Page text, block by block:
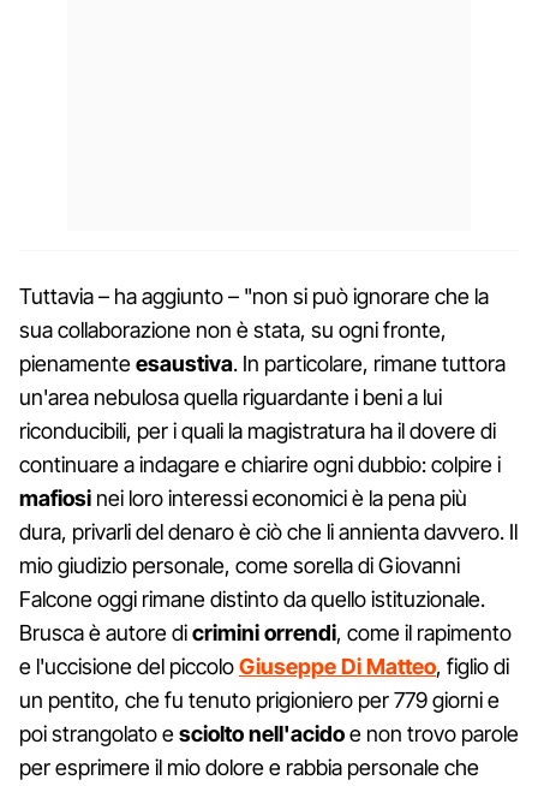
Tuttavia – ha aggiunto – "non si può ignorare che la
sua collaborazione non è stata, su ogni fronte,
pienamenteesaustiva. In particolare, rimane tuttora
un'area nebulosa quella riguardante i beni a lui
riconducibili, per i quali la magistratura ha il dovere di
continuare a indagare e chiarire ogni dubbio: colpire i
mafiosi nei loro interessi economici è la pena più
dura, privarli del denaro è ciò che li annienta davvero. Il
mio giudizio personale, come sorella di Giovanni
Falcone oggi rimane distinto da quello istituzionale.
Brusca è autore dicriminiorrendi, come il rapimento
e l'uccisione del piccoloGiuseppe Di Matteo, figlio di
un pentito, che fu tenuto prigioniero per 779 giorni e
poi strangolato escioltonell'acidoe non trovo parole
per esprimere il mio dolore e rabbia personale che